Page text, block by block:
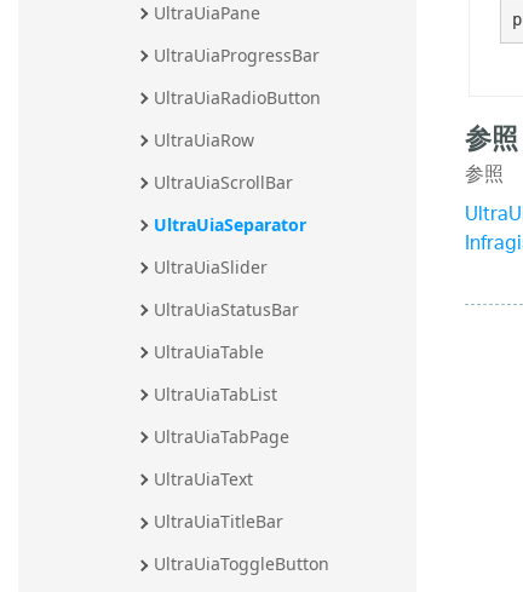
UltraUiaPane
UltraUiaProgressBar
UltraUiaRadioButton
UltraUiaRow
UltraUiaScrollBar
UltraUiaSeparator
UltraUiaSlider
UltraUiaStatusBar
UltraUiaTable
UltraUiaTabList
UltraUiaTabPage
UltraUiaText
UltraUiaTitleBar
UltraUiaToggleButton
参照
参照